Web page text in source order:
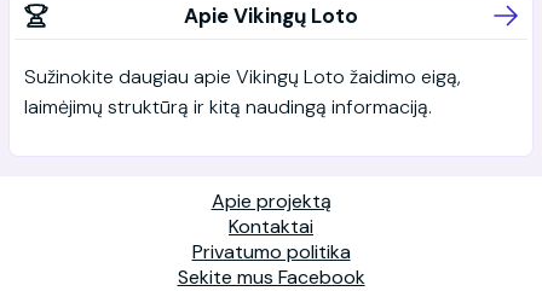
Apie Vikingų Loto
Sužinokite daugiau apie Vikingų Loto žaidimo eigą,
laimėjimų struktūrą ir kitą naudingą informaciją.
Apie projektą
Kontaktai
Privatumo politika
Sekite mus Facebook